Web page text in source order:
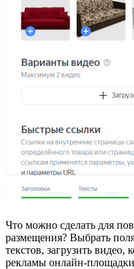
Что можно сделать для
размещения? Выбрать
текстов, загрузить видео,
рекламы онлайн-